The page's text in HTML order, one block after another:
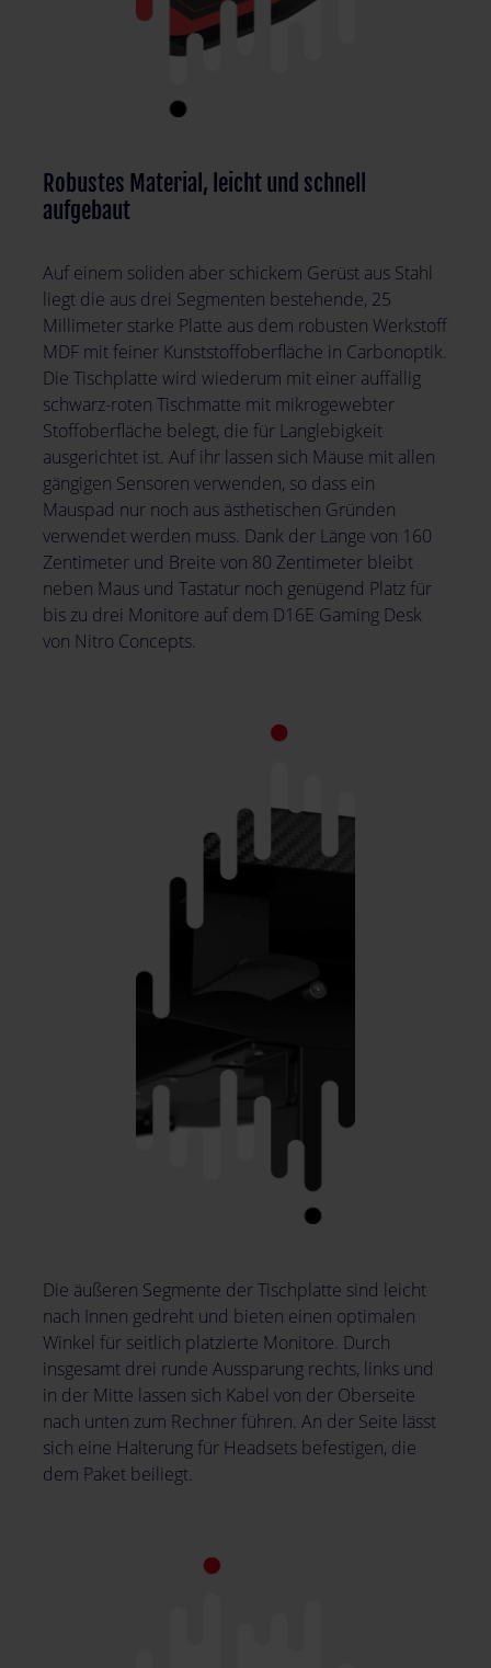
Robustes Material, leicht und schnell
aufgebaut
Auf einem soliden aber schickem Gerüst aus Stahl
liegt die aus drei Segmenten bestehende, 25
Millimeter starke Platte aus dem robusten Werkstoff
MDF mit feiner Kunststoffoberfläche in Carbonoptik.
Die Tischplatte wird wiederum mit einer auffällig
schwarz-roten Tischmatte mit mikrogewebter
Stoffoberfläche belegt, die für Langlebigkeit
ausgerichtet ist. Auf ihr lassen sich Mäuse mit allen
gängigen Sensoren verwenden, so dass ein
Mauspad nur noch aus ästhetischen Gründen
verwendet werden muss. Dank der Länge von 160
Zentimeter und Breite von 80 Zentimeter bleibt
neben Maus und Tastatur noch genügend Platz für
bis zu drei Monitore auf dem D16E Gaming Desk
von Nitro Concepts.
Die äußeren Segmente der Tischplatte sind leicht
nach Innen gedreht und bieten einen optimalen
Winkel für seitlich platzierte Monitore. Durch
insgesamt drei runde Aussparung rechts, links und
in der Mitte lassen sich Kabel von der Oberseite
nach unten zum Rechner führen. An der Seite lässt
sich eine Halterung für Headsets befestigen, die
dem Paket beiliegt.